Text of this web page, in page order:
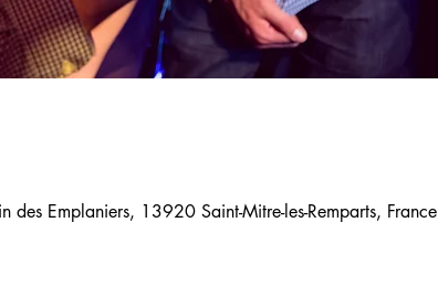
Emplaniers, 13920 Saint-Mitre-les-Remparts, France